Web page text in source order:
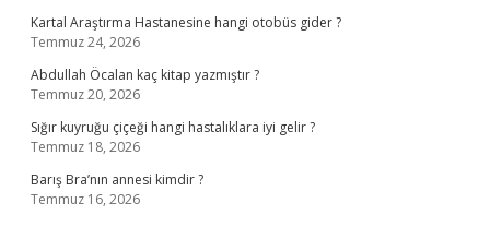
Kartal Araştırma Hastanesine hangi otobüs gider ?
Temmuz 24, 2026
Abdullah Öcalan kaç kitap yazmıştır ?
Temmuz 20, 2026
Sığır kuyruğu çiçeği hangi hastalıklara iyi gelir ?
Temmuz 18, 2026
Barış Bra’nın annesi kimdir ?
Temmuz 16, 2026